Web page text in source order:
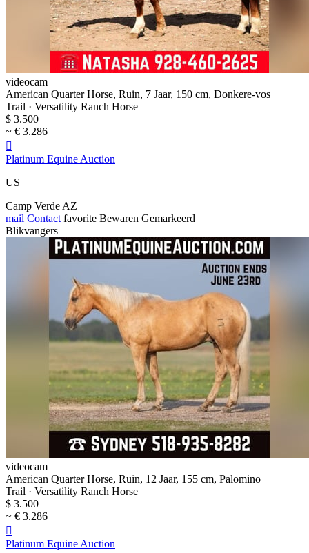
videocam
American Quarter Horse, Ruin, 7 Jaar, 150 cm, Donkere-vos
Trail · Versatility Ranch Horse
$ 3.500
~ € 3.286

Platinum Equine Auction
US
Camp Verde AZ
mail Contact favorite Bewaren Gemarkeerd
Blikvangers
videocam
American Quarter Horse, Ruin, 12 Jaar, 155 cm, Palomino
Trail · Versatility Ranch Horse
$ 3.500
~ € 3.286

Platinum Equine Auction